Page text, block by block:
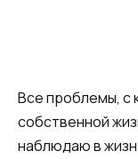
Все проблемы, с
собственной
наблюдаю в